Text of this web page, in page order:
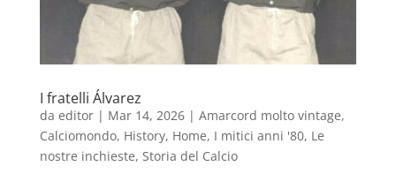
I fratelli Álvarez
da editor| Mar 14, 2026| Amarcord molto vintage,
Calciomondo, History, Home, I mitici anni '80, Le
nostre inchieste, Storia del Calcio